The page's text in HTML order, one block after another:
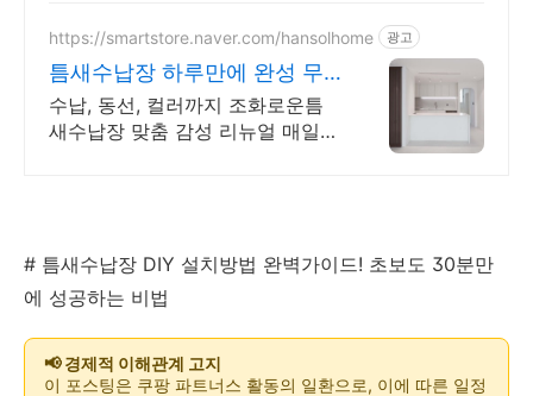
시적립!
https://smartstore.naver.com/hansolhome 광고
틈새수납장 하루만에 완성 무
료실측,무료시공까지!
수납, 동선, 컬러까지 조화로운틈
새수납장 맞춤 감성 리뉴얼 매일
# 틈새수납장 DIY 설치방법 완벽가이드! 초보도 30분만
에 성공하는 비법
📢 경제적 이해관계 고지
이 포스팅은 쿠팡 파트너스 활동의 일환으로, 이에 따른 일정